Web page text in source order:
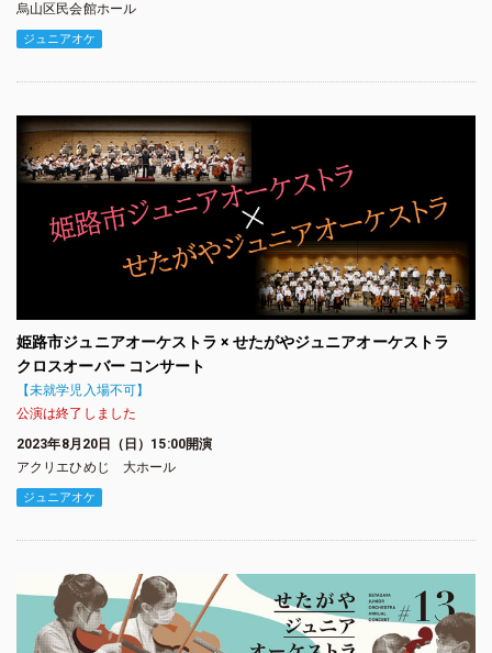
烏山区民会館ホール
ジュニアオケ
姫路市ジュニアオーケストラ × せたがやジュニアオーケストラ
クロスオーバー コンサート
【未就学児入場不可】
公演は終了しました
2023年8月20日（日）15:00開演
アクリエひめじ 大ホール
ジュニアオケ